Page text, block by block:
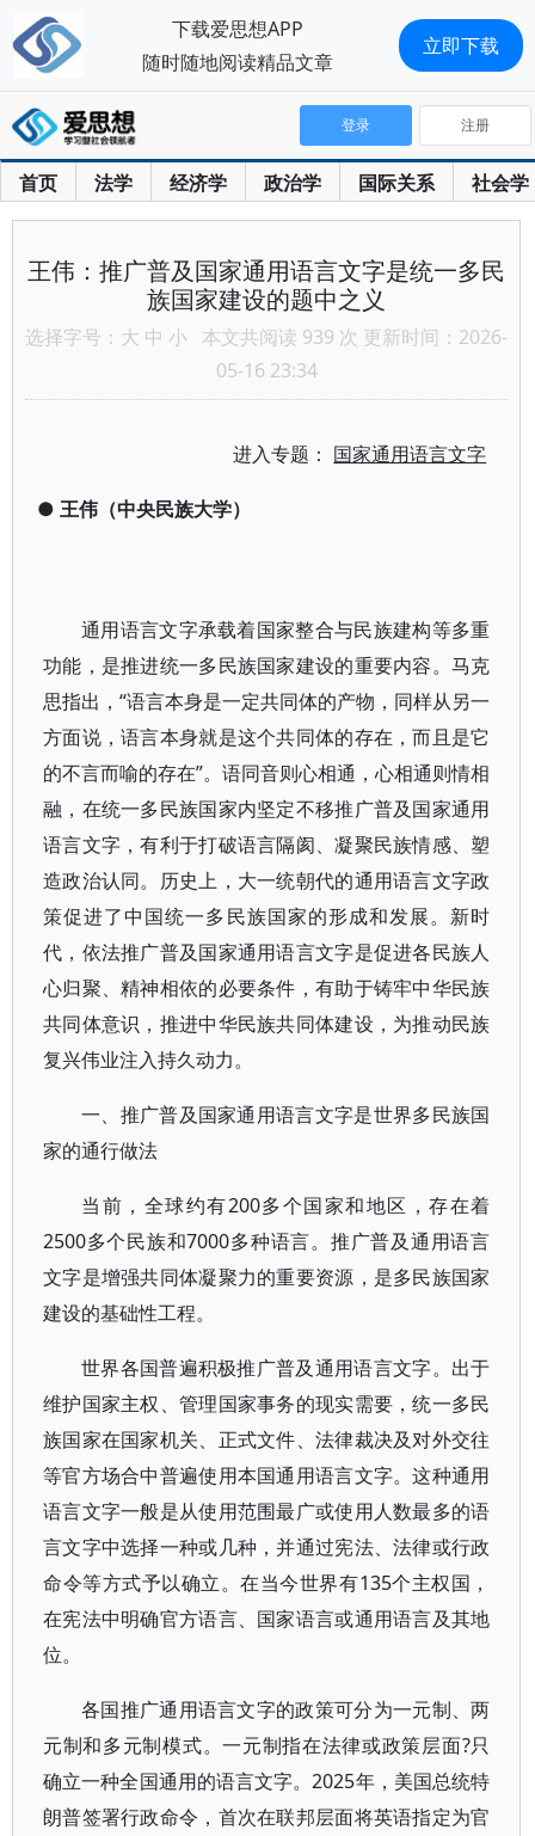
首页 法学 经济学 政治学 国际关系 社会学
登录 注册
王伟：推广普及国家通用语言文字是统一多民
族国家建设的题中之义
选择字号： 大 中 小 本文共阅读 939 次 更新时间：2026-
05-16 23:34
进入专题： 国家通用语言文字
● 王伟（中央民族大学）
通用语言文字承载着国家整合与民族建构等多重
功能，是推进统一多民族国家建设的重要内容。马克
思指出，“语言本身是一定共同体的产物，同样从另一
方面说，语言本身就是这个共同体的存在，而且是它
的不言而喻的存在”。语同音则心相通，心相通则情相
融，在统一多民族国家内坚定不移推广普及国家通用
语言文字，有利于打破语言隔阂、凝聚民族情感、塑
造政治认同。历史上，大一统朝代的通用语言文字政
策促进了中国统一多民族国家的形成和发展。新时
代，依法推广普及国家通用语言文字是促进各民族人
心归聚、精神相依的必要条件，有助于铸牢中华民族
共同体意识，推进中华民族共同体建设，为推动民族
复兴伟业注入持久动力。
一、推广普及国家通用语言文字是世界多民族国
家的通行做法
当前，全球约有200多个国家和地区，存在着
2500多个民族和7000多种语言。推广普及通用语言
文字是增强共同体凝聚力的重要资源，是多民族国家
建设的基础性工程。
世界各国普遍积极推广普及通用语言文字。出于
维护国家主权、管理国家事务的现实需要，统一多民
族国家在国家机关、正式文件、法律裁决及对外交往
等官方场合中普遍使用本国通用语言文字。这种通用
语言文字一般是从使用范围最广或使用人数最多的语
言文字中选择一种或几种，并通过宪法、法律或行政
命令等方式予以确立。在当今世界有135个主权国，
在宪法中明确官方语言、国家语言或通用语言及其地
位。
各国推广通用语言文字的政策可分为一元制、两
元制和多元制模式。一元制指在法律或政策层面?只
确立一种全国通用的语言文字。2025年，美国总统特
朗普签署行政命令，首次在联邦层面将英语指定为官
下载爱思想APP
随时随地阅读精品文章
立即下载